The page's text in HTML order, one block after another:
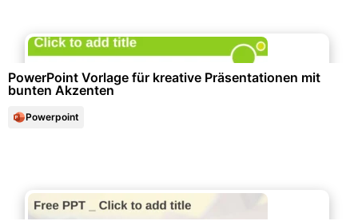
PowerPoint Vorlage für kreative Präsentationen mit
bunten Akzenten
Powerpoint